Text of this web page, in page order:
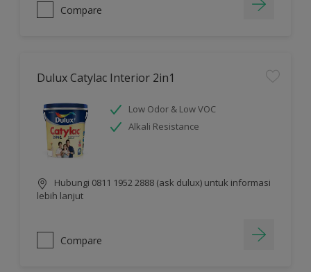
Compare
Dulux Catylac Interior 2in1
Low Odor & Low VOC
Alkali Resistance
Hubungi 0811 1952 2888 (ask dulux) untuk informasi
lebih lanjut
Compare